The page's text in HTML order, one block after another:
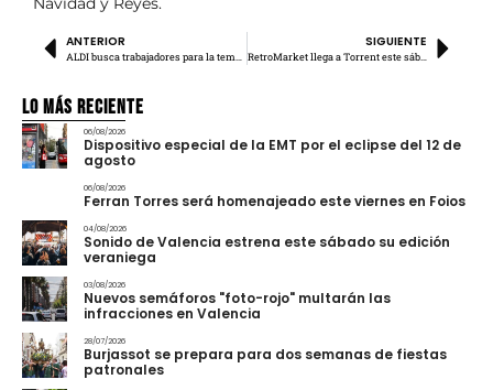
ANTERIOR SIGUIENTE
RetroMarket llega a Torrent este sábado
Lo más Reciente
06/08/2026
Dispositivo especial de la EMT por el eclipse del 12 de
agosto
06/08/2026
Ferran Torres será homenajeado este viernes en Foios
04/08/2026
Sonido de Valencia estrena este sábado su edición
veraniega
03/08/2026
Nuevos semáforos "foto-rojo" multarán las
infracciones en Valencia
28/07/2026
Burjassot se prepara para dos semanas de fiestas
patronales